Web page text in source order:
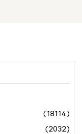
(18114)
(2032)